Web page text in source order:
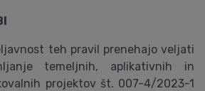
teh pravil prenehajo veljati
temeljnih, aplikativnih in
projektov št. 007-4/2023-1